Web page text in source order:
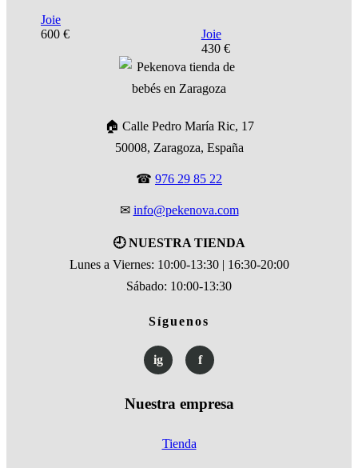
Joie
600 €
Joie
430 €
🏠 Calle Pedro María Ric, 17
50008, Zaragoza, España
☎ 976 29 85 22
✉ info@pekenova.com
🕘 NUESTRA TIENDA
Lunes a Viernes: 10:00-13:30 | 16:30-20:00
Sábado: 10:00-13:30
Síguenos
ig f
Nuestra empresa
Tienda